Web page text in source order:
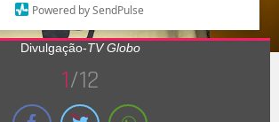
Powered by SendPulse
Divulgação-TV Globo
1/12